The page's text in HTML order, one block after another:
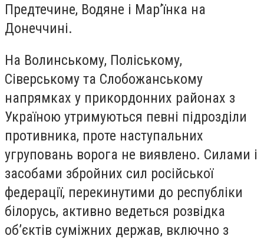
Предтечине, Водяне і Мар’їнка на
Донеччині.
На Волинському, Поліському,
Сіверському та Слобожанському
напрямках у прикордонних районах з
Україною утримуються певні підрозділи
противника, проте наступальних
угруповань ворога не виявлено. Силами і
засобами збройних сил російської
федерації, перекинутими до республіки
білорусь, активно ведеться розвідка
об’єктів суміжних держав, включно з